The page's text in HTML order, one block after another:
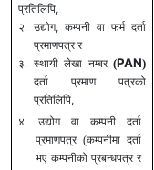
प्रतिलिपि,
२. उद्योग,कम्पनी वा फर्म दर्ता
प्रमाणपत्र र
३. स्थायी लेखा नम्बर (PAN)
दर्ता प्रमाण पत्रको
प्रतिलिपि,
४. उद्योग वा कम्पनी दर्ता
प्रमाणपत्र (कम्पनीमा दर्ता
भए कम्पनीको प्रबन्धपत्र र